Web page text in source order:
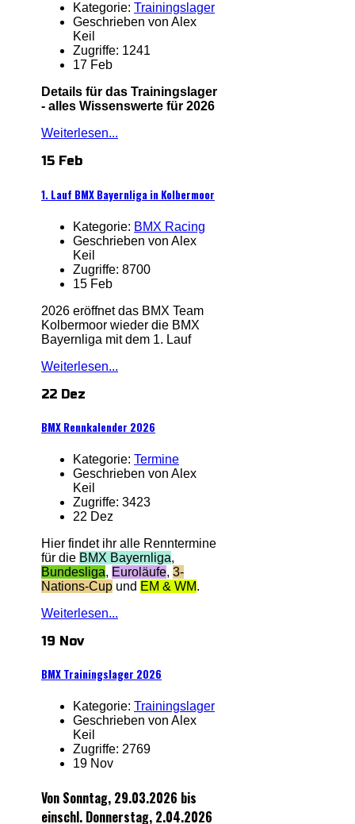
Kategorie: Trainingslager
Geschrieben von Alex
Keil
Zugriffe: 1241
17 Feb
Details für das Trainingslager
- alles Wissenswerte für 2026
Weiterlesen...
15 Feb
1. Lauf BMX Bayernliga in Kolbermoor
Kategorie: BMX Racing
Geschrieben von Alex
Keil
Zugriffe: 8700
15 Feb
2026 eröffnet das BMX Team
Kolbermoor wieder die BMX
Bayernliga mit dem 1. Lauf
Weiterlesen...
22 Dez
BMX Rennkalender 2026
Kategorie: Termine
Geschrieben von Alex
Keil
Zugriffe: 3423
22 Dez
Hier findet ihr alle Renntermine
für die BMX Bayernliga,
Bundesliga, Euroläufe, 3-
Nations-Cup und EM & WM.
Weiterlesen...
19 Nov
BMX Trainingslager 2026
Kategorie: Trainingslager
Geschrieben von Alex
Keil
Zugriffe: 2769
19 Nov
Von Sonntag, 29.03.2026 bis
einschl. Donnerstag, 2.04.2026